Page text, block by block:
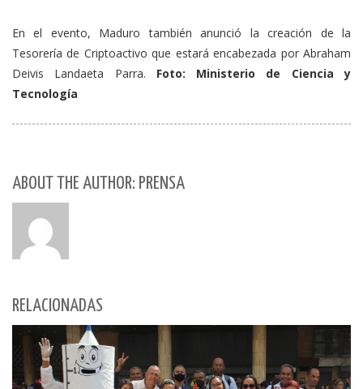
En el evento, Maduro también anunció la creación de la
Tesorería de Criptoactivo que estará encabezada por Abraham
Deivis Landaeta Parra. Foto: Ministerio de Ciencia y
Tecnología
ABOUT THE AUTHOR: PRENSA
RELACIONADAS